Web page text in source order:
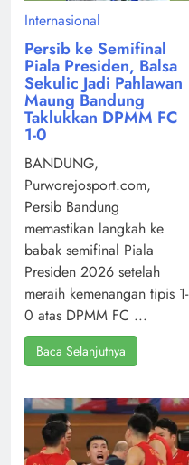
Internasional
Persib ke Semifinal
Piala Presiden, Balsa
Sekulic Jadi Pahlawan
Maung Bandung
Taklukkan DPMM FC
1-0
BANDUNG,
Purworejosport.com,
Persib Bandung
memastikan langkah ke
babak semifinal Piala
Presiden 2026 setelah
meraih kemenangan tipis 1-
0 atas DPMM FC ...
Baca Selanjutnya